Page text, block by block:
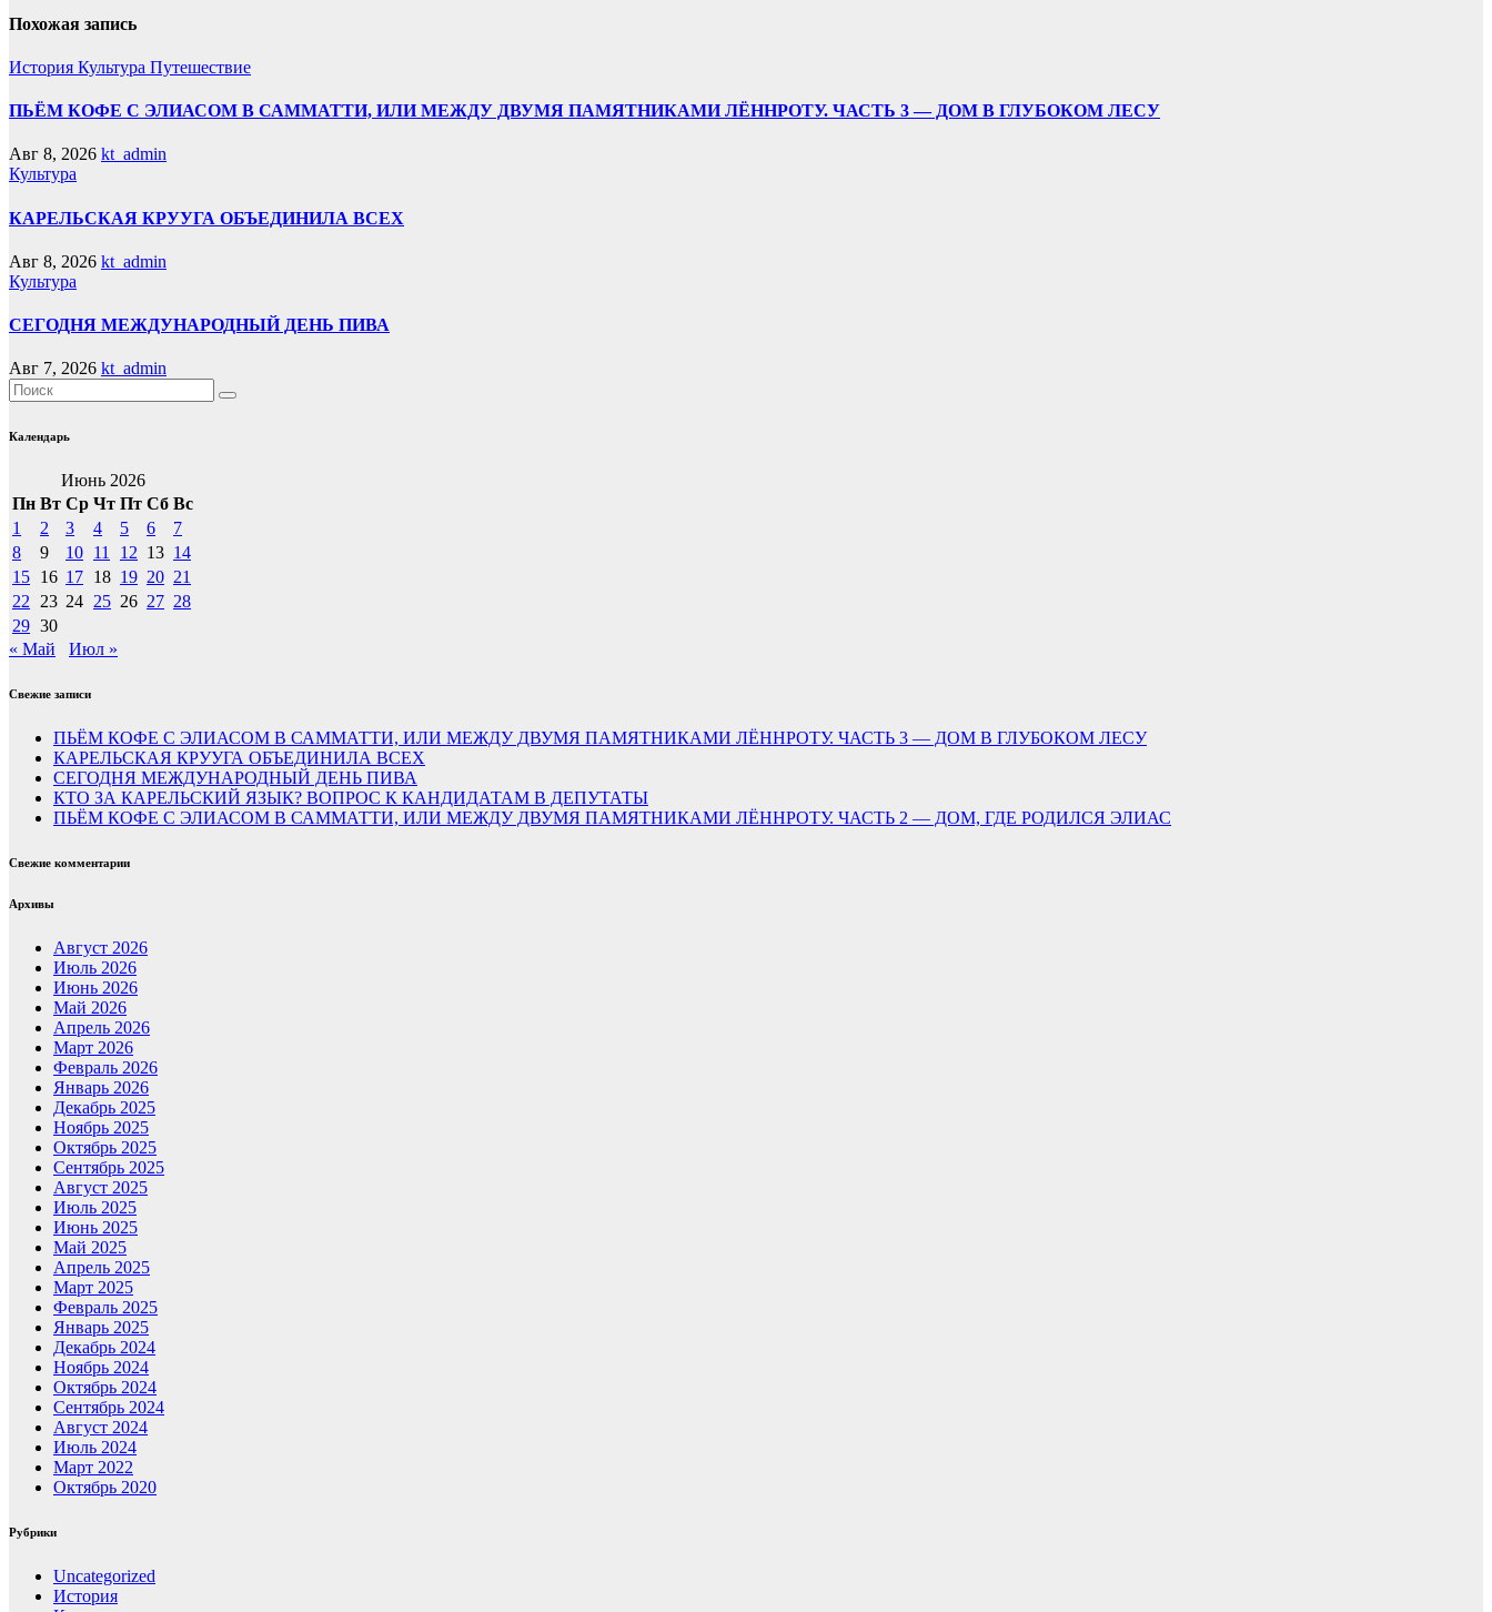
Похожая запись
История Культура Путешествие
ПЬЁМ КОФЕ С ЭЛИАСОМ В САММАТТИ, ИЛИ МЕЖДУ ДВУМЯ ПАМЯТНИКАМИ ЛЁННРОТУ. ЧАСТЬ 3 — ДОМ В ГЛУБОКОМ ЛЕСУ
Авг 8, 2026 kt_admin
Культура
КАРЕЛЬСКАЯ КРУУГА ОБЪЕДИНИЛА ВСЕХ
Авг 8, 2026 kt_admin
Культура
СЕГОДНЯ МЕЖДУНАРОДНЫЙ ДЕНЬ ПИВА
Авг 7, 2026 kt_admin
Календарь
Июнь 2026
Пн Вт Ср Чт Пт Сб Вс
1
2 3 4 5 6
7
8
9 10 11 12 13 14
15 16 17 18 19 20 21
22 23 24 25 26 27 28
29 30
« Май
Июл »
Свежие записи
ПЬЁМ КОФЕ С ЭЛИАСОМ В САММАТТИ, ИЛИ МЕЖДУ ДВУМЯ ПАМЯТНИКАМИ ЛЁННРОТУ. ЧАСТЬ 3 — ДОМ В ГЛУБОКОМ ЛЕСУ
КАРЕЛЬСКАЯ КРУУГА ОБЪЕДИНИЛА ВСЕХ
СЕГОДНЯ МЕЖДУНАРОДНЫЙ ДЕНЬ ПИВА
КТО ЗА КАРЕЛЬСКИЙ ЯЗЫК? ВОПРОС К КАНДИДАТАМ В ДЕПУТАТЫ
ПЬЁМ КОФЕ С ЭЛИАСОМ В САММАТТИ, ИЛИ МЕЖДУ ДВУМЯ ПАМЯТНИКАМИ ЛЁННРОТУ. ЧАСТЬ 2 — ДОМ, ГДЕ РОДИЛСЯ ЭЛИАС
Свежие комментарии
Архивы
Август 2026
Июль 2026
Июнь 2026
Май 2026
Апрель 2026
Март 2026
Февраль 2026
Январь 2026
Декабрь 2025
Ноябрь 2025
Октябрь 2025
Сентябрь 2025
Август 2025
Июль 2025
Июнь 2025
Май 2025
Апрель 2025
Март 2025
Февраль 2025
Январь 2025
Декабрь 2024
Ноябрь 2024
Октябрь 2024
Сентябрь 2024
Август 2024
Июль 2024
Март 2022
Октябрь 2020
Рубрики
Uncategorized
История